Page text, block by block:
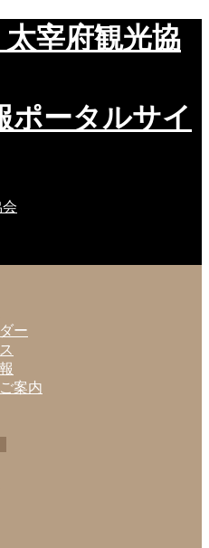
ポータルサイ
ー
案内